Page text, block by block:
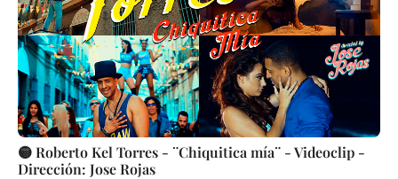
🟡 Roberto Kel Torres - ¨Chiquitica mía¨ - Videoclip -
Dirección: Jose Rojas